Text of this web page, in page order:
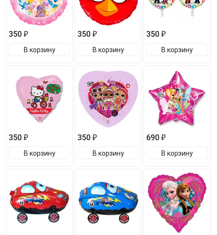
350 ₽
В корзину
350 ₽
В корзину
350 ₽
В корзину
350 ₽
В корзину
350 ₽
В корзину
690 ₽
В корзину